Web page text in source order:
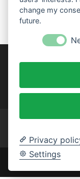
eine tragende
change my
future.
Privacy
Settings